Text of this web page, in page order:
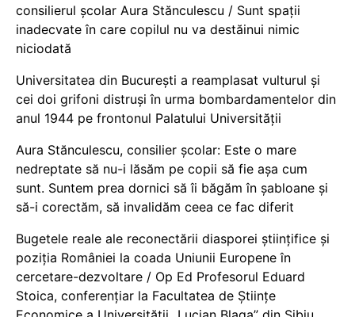
consilierul școlar Aura Stănculescu / Sunt spații
inadecvate în care copilul nu va destăinui nimic
niciodată
Universitatea din București a reamplasat vulturul și
cei doi grifoni distruși în urma bombardamentelor din
anul 1944 pe frontonul Palatului Universității
Aura Stănculescu, consilier școlar: Este o mare
nedreptate să nu-i lăsăm pe copii să fie așa cum
sunt. Suntem prea dornici să îi băgăm în șabloane și
să-i corectăm, să invalidăm ceea ce fac diferit
Bugetele reale ale reconectării diasporei științifice și
poziția României la coada Uniunii Europene în
cercetare-dezvoltare / Op Ed Profesorul Eduard
Stoica, conferențiar la Facultatea de Științe